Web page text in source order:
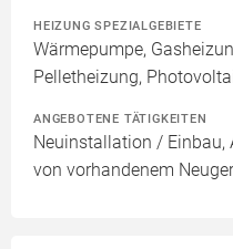
HEIZUNG SPEZIALGEBIETE
Wärmepumpe,
Pelletheizung,
ANGEBOTENE TÄTIGKEITEN
Neuinstallation / Einbau,
von vorhandenem